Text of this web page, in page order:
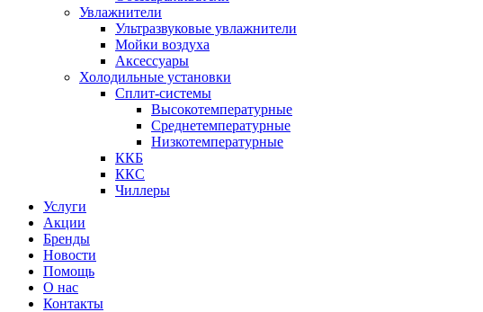
Увлажнители
Ультразвуковые увлажнители
Мойки воздуха
Аксессуары
Холодильные установки
Сплит-системы
Высокотемпературные
Среднетемпературные
Низкотемпературные
ККБ
ККС
Чиллеры
Услуги
Акции
Бренды
Новости
Помощь
О нас
Контакты